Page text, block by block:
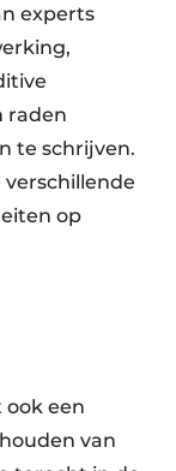
experts
raden
te schrijven.
op
ook een
van